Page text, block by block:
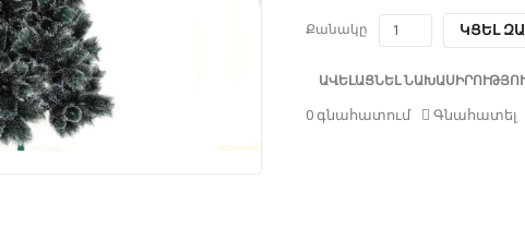
Քանակը ԿՑԵԼ
ԱՎԵԼԱՑՆԵԼ
0 գնահատում Գնահատել